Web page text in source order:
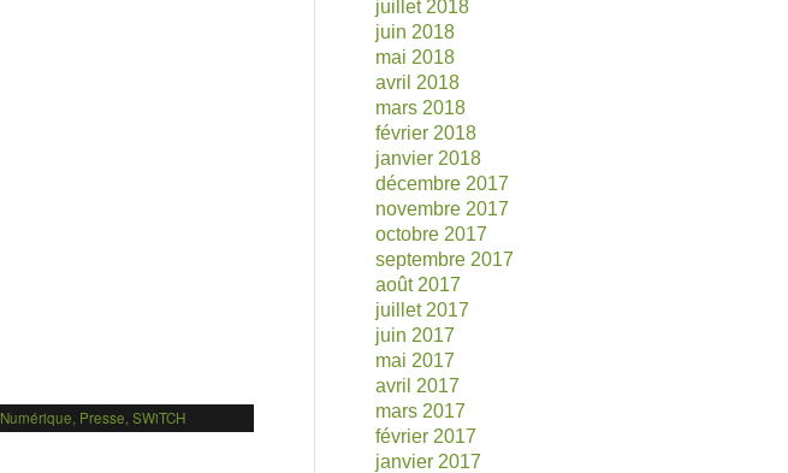
Numérique, Presse, SWiTCH
juillet 2018
juin 2018
mai 2018
avril 2018
mars 2018
février 2018
janvier 2018
décembre 2017
novembre 2017
octobre 2017
septembre 2017
août 2017
juillet 2017
juin 2017
mai 2017
avril 2017
mars 2017
février 2017
janvier 2017